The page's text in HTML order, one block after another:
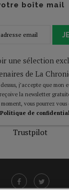
boîte mail
une sélection
de La
j’accepte que mon
la newsletter
vous pourrez
Politique de
Trustpilot